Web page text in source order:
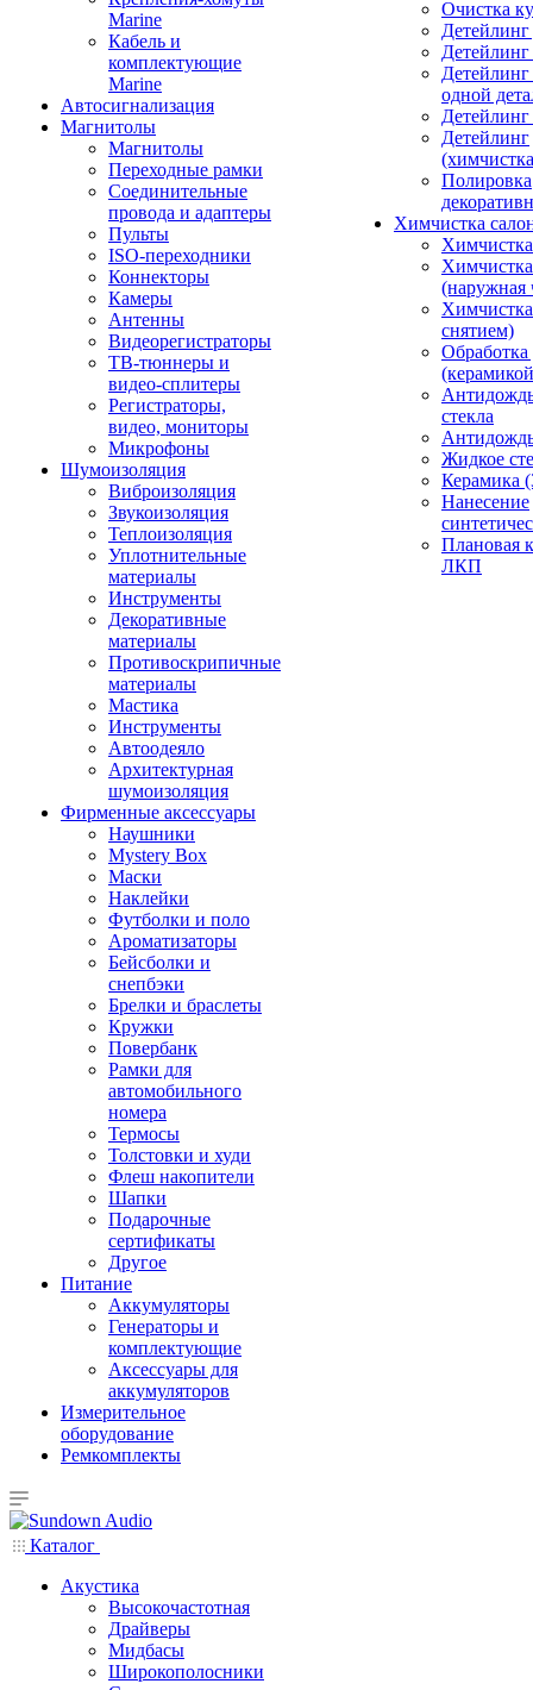
Marine
Кабель и
комплектующие
Marine
Автосигнализация
Магнитолы
Магнитолы
Переходные рамки
Соединительные
провода и адаптеры
Пульты
ISO-переходники
Коннекторы
Камеры
Антенны
Видеорегистраторы
ТВ-тюннеры и
видео-сплитеры
Регистраторы,
видео, мониторы
Микрофоны
Шумоизоляция
Виброизоляция
Звукоизоляция
Теплоизоляция
Уплотнительные
материалы
Инструменты
Декоративные
материалы
Противоскрипичные
материалы
Мастика
Инструменты
Автоодеяло
Архитектурная
шумоизоляция
Фирменные аксессуары
Наушники
Mystery Box
Маски
Наклейки
Футболки и поло
Ароматизаторы
Бейсболки и
снепбэки
Брелки и браслеты
Кружки
Повербанк
Рамки для
автомобильного
номера
Термосы
Толстовки и худи
Флеш накопители
Шапки
Подарочные
сертификаты
Другое
Питание
Аккумуляторы
Генераторы и
комплектующие
Аксессуары для
аккумуляторов
Измерительное
оборудование
Ремкомплекты
Очистка
Детейлинг
одной
Детейлинг
Полировка
Химчистка
(наружная
снятием)
Обработка
стекла
Жидкое
Керамика
Нанесение
Плановая
ЛКП
Каталог
Акустика
Высокочастотная
Драйверы
Мидбасы
Широкополосники